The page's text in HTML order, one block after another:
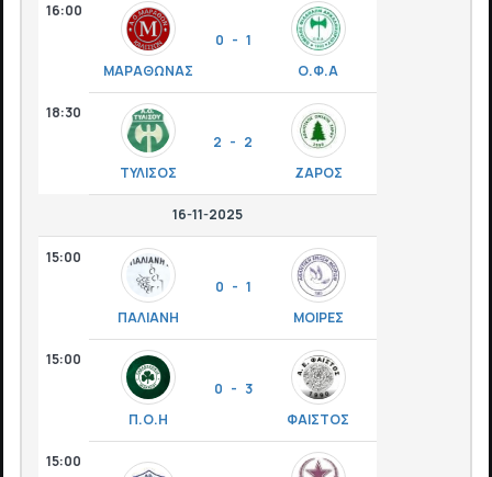
16:00
ΜΑΡΑΘΩΝΑΣ
0 - 1
Ο.Φ.Α
18:30
ΤΥΛΙΣΟΣ
2 - 2
ΖΑΡΟΣ
16-11-2025
15:00
ΠΑΛΙΑΝΗ
0 - 1
ΜΟΙΡΕΣ
15:00
Π.Ο.Η
0 - 3
ΦΑΙΣΤΟΣ
15:00